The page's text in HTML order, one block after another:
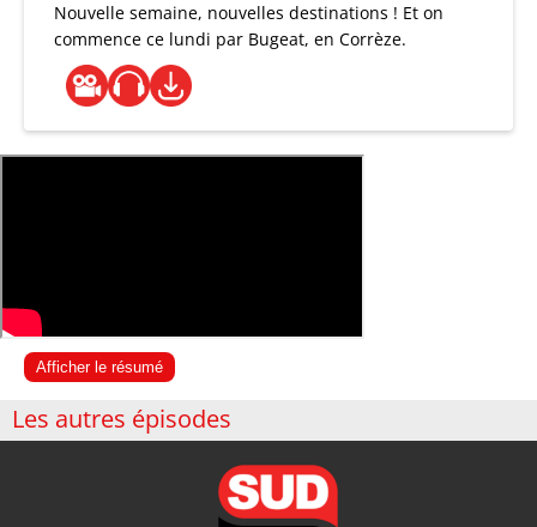
Nouvelle semaine, nouvelles destinations ! Et on
commence ce lundi par Bugeat, en Corrèze.
Afficher le résumé
Les autres épisodes